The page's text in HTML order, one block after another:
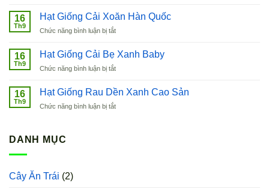
Cập
Nho
Gỗ
Quý
16
Th9
Hạt Giống Cải Xoăn Hàn Quốc
Chức năng bình luận bị tắtở
Giống
Xoăn
Quốc
16
Th9
Hạt Giống Cải Bẹ Xanh Baby
Chức năng bình luận bị tắtở
Giống
Bẹ
16
Th9
Hạt Giống Rau Dền Xanh Cao Sản
Chức năng bình luận bị tắtở
DANH MỤC
Cây Ăn Trái (2)